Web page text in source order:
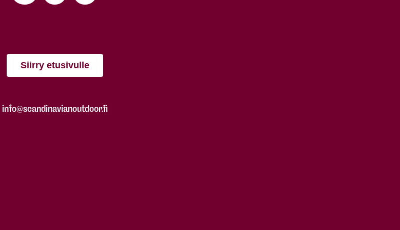
Siirry etusivulle
info@scandinavianoutdoor.fi